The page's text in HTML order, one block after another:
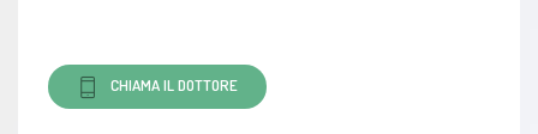
CHIAMA IL DOTTORE